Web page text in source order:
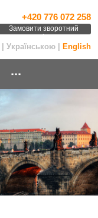
+420 776 072 258
Замовити зворотний
дзвінок
| Українською | English
...